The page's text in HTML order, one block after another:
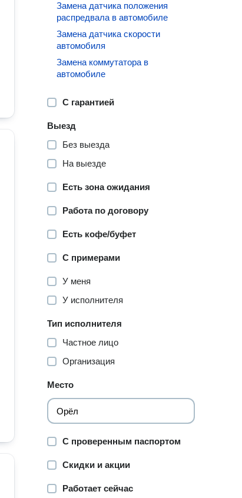
Замена датчика положения
распредвала в автомобиле
Замена датчика скорости
автомобиля
Замена коммутатора в
автомобиле
С гарантией
Выезд
Без выезда
На выезде
Есть зона ожидания
Работа по договору
Есть кофе/буфет
С примерами
У меня
У исполнителя
Тип исполнителя
Частное лицо
Организация
Место
С проверенным паспортом
Скидки и акции
Работает сейчас